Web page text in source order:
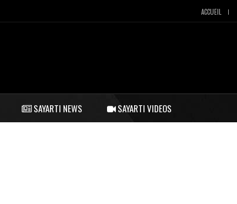
ACCUEIL
SAYARTI NEWS SAYARTI VIDEOS